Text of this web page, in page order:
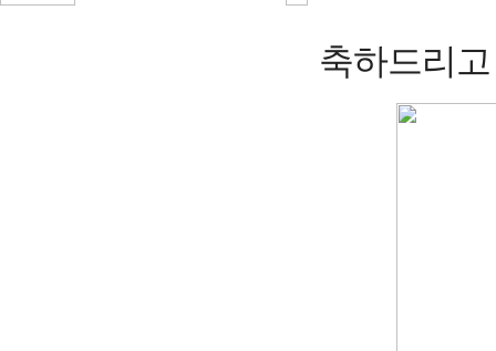
축하드리